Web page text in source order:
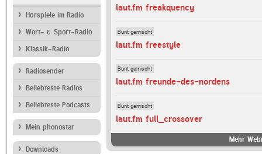
Hörspiele im Radio
Wort- & Sport-Radio
Klassik-Radio
Radiosender
Beliebteste Radios
Beliebteste Podcasts
Mein phonostar
Downloads
laut.fm freakquency
Bunt gemischt
laut.fm freestyle
Bunt gemischt
laut.fm freunde-des-nordens
Bunt gemischt
laut.fm full_crossover
Mehr